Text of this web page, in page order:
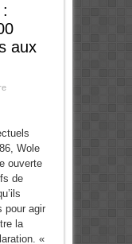
aux
Wole
ouverte
de
pour agir
la
«